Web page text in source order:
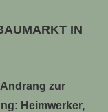
IN
zur
Heimwerker,